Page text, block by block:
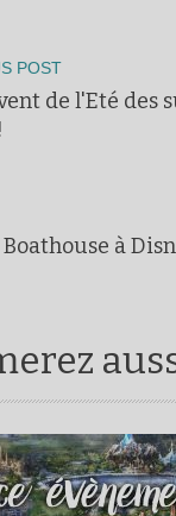
POST
de l'Eté des
Boathouse à